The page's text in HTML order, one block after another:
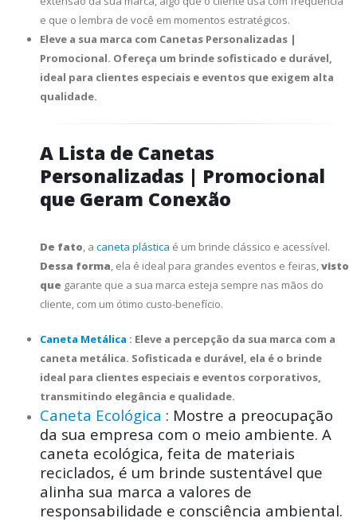
e que o lembra de você em momentos estratégicos.
Eleve a sua marca com Canetas Personalizadas |
Promocional. Ofereça um brinde sofisticado e durável,
ideal para clientes especiais e eventos que exigem alta
qualidade.
A Lista de Canetas
Personalizadas | Promocional
que Geram Conexão
De fato, a caneta plástica é um brinde clássico e acessível.
Dessa forma, ela é ideal para grandes eventos e feiras,visto
que garante que a sua marca esteja sempre nas mãos do
cliente, com um ótimo custo-benefício.
Caneta Metálica : Eleve a percepção da sua marca com a
caneta metálica. Sofisticada e durável, ela é o brinde
ideal para clientes especiais e eventos corporativos,
transmitindo elegância e qualidade.
Caneta Ecológica : Mostre a preocupação
da sua empresa com o meio ambiente. A
caneta ecológica, feita de materiais
reciclados, é um brinde sustentável que
alinha sua marca a valores de
responsabilidade e consciência ambiental.